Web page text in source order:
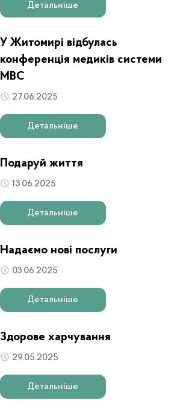
Детальніше
У Житомирі відбулась
конференція медиків системи
МВС
27.06.2025
Детальніше
Подаруй життя
13.06.2025
Детальніше
Надаємо нові послуги
03.06.2025
Детальніше
Здорове харчування
29.05.2025
Детальніше